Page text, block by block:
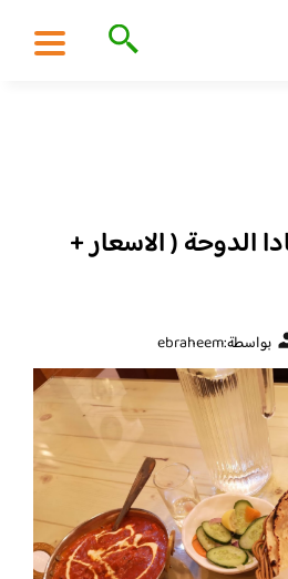
الدوحة ( الاسعار +
بواسطة:ebraheem